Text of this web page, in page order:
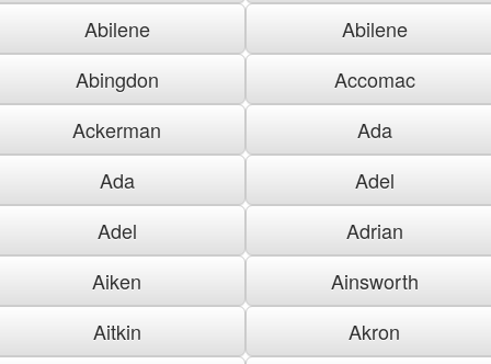
Abilene
Abilene
Abingdon
Accomac
Ackerman
Ada
Ada
Adel
Adel
Adrian
Aiken
Ainsworth
Aitkin
Akron